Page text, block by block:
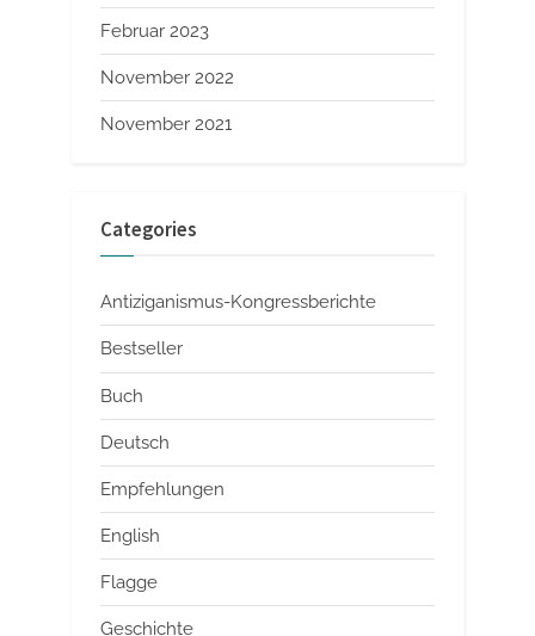
Februar 2023
November 2022
November 2021
Categories
Antiziganismus-Kongressberichte
Bestseller
Buch
Deutsch
Empfehlungen
English
Flagge
Geschichte